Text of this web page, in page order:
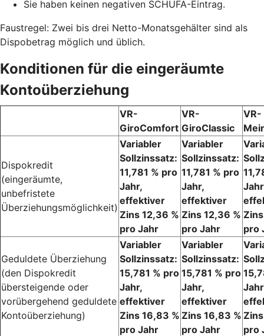
Sie haben keinen negativen SCHUFA-Eintrag.
Faustregel: Zwei bis drei Netto-Monatsgehälter sind als
Dispobetrag möglich und üblich.
Konditionen für die eingeräumte
Kontoüberziehung
VR-
GiroComfort
VR-
GiroClassic
VR-
Dispokredit
(eingeräumte,
unbefristete
Überziehungsmöglichkeit)
Variabler
Sollzinssatz:
11,781 % pro
Jahr,
effektiver
Zins 12,36 %
pro Jahr
Variabler
Sollzinssatz:
11,781 % pro
Jahr,
effektiver
Zins 12,36 %
pro Jahr
pro
Geduldete Überziehung
(den Dispokredit
übersteigende oder
vorübergehend geduldete
Kontoüberziehung)
Variabler
Sollzinssatz:
15,781 % pro
Jahr,
effektiver
Zins 16,83 %
pro Jahr
Variabler
Sollzinssatz:
15,781 % pro
Jahr,
effektiver
Zins 16,83 %
pro Jahr
pro